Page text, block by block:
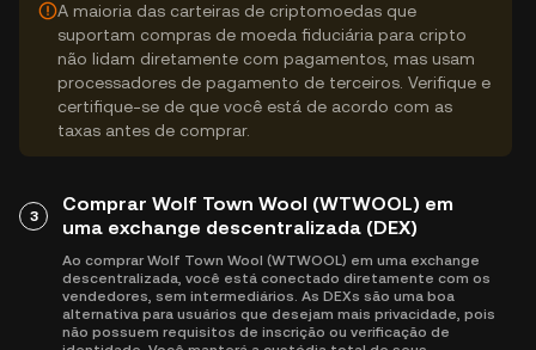
A maioria das carteiras de criptomoedas que
suportam compras de moeda fiduciária para cripto
não lidam diretamente com pagamentos, mas usam
processadores de pagamento de terceiros. Verifique e
certifique-se de que você está de acordo com as
taxas antes de comprar.
3
Comprar Wolf Town Wool (WTWOOL) em
uma exchange descentralizada (DEX)
Ao comprar Wolf Town Wool (WTWOOL) em uma exchange
descentralizada, você está conectado diretamente com os
vendedores, sem intermediários. As DEXs são uma boa
alternativa para usuários que desejam mais privacidade, pois
não possuem requisitos de inscrição ou verificação de